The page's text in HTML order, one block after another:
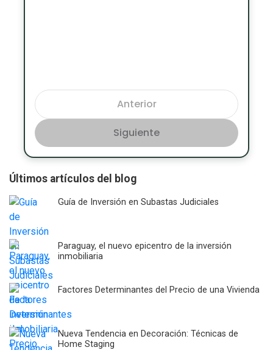
Anterior
Siguiente
Últimos artículos del blog
Guía de Inversión en Subastas Judiciales
Paraguay, el nuevo epicentro de la inversión
inmobiliaria
Factores Determinantes del Precio de una Vivienda
Nueva Tendencia en Decoración: Técnicas de
Home Staging